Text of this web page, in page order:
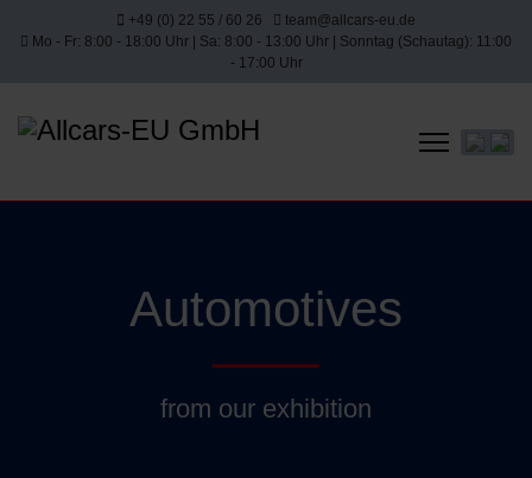
+49 (0) 22 55 / 60 26
team@allcars-eu.de
Mo - Fr: 8:00 - 18:00 Uhr | Sa: 8:00 - 13:00 Uhr | Sonntag (Schautag): 11:00
- 17:00 Uhr
Select
Automotives
from our exhibition